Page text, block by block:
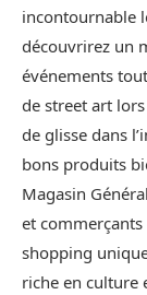
incontournable
découvrirez un
événements
de street art
de glisse dans
bons produits
Magasin
et
shopping
riche en culture